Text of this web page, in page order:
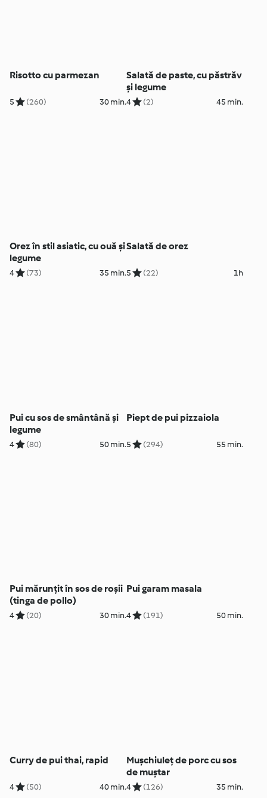
Risotto cu parmezan
5 (260) 30 min.
Salată de paste, cu păstrăv
și legume
4 (2) 45 min.
Orez în stil asiatic, cu ouă și
legume
4 (73) 35 min.
Salată de orez
5 (22) 1h
Pui cu sos de smântână și
legume
4 (80) 50 min.
Piept de pui pizzaiola
5 (294) 55 min.
Pui mărunțit în sos de roșii
(tinga de pollo)
4 (20) 30 min.
Pui garam masala
4 (191) 50 min.
Curry de pui thai, rapid
4 (50) 40 min.
Mușchiuleț de porc cu sos
de muștar
4 (126) 35 min.